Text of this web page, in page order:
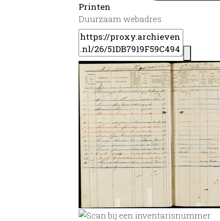
Printen
Duurzaam webadres